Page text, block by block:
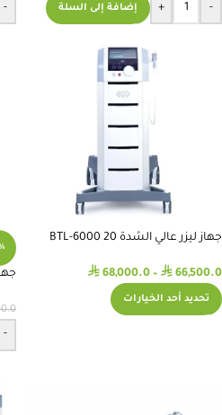
-
+ إضافة إلى السلة -
جهاز ليزر عالي الشدة BTL-6000 20
⃁ 66,500.0
–
⃁ 68,000.0
تحديد أحد الخيارات
-